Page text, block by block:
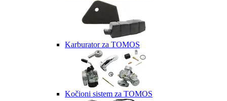
Karburator za TOMOS
Kočioni sistem za TOMOS